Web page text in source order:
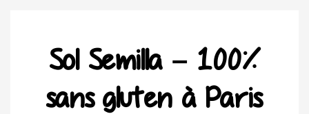
Sol Semilla – 100%
sans gluten à Paris